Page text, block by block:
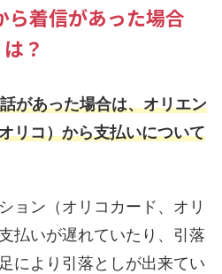
着信があった場合
は？
があった場合は、オリエン
リコ）から支払いについて
ョン（オリコカード、オリ
払いが遅れていたり、引落
により引落としが出来てい